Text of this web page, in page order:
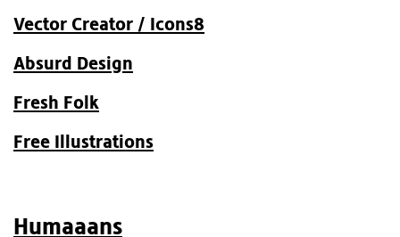
Vector Creator / Icons8
Absurd Design
Fresh Folk
Free Illustrations
Humaaans